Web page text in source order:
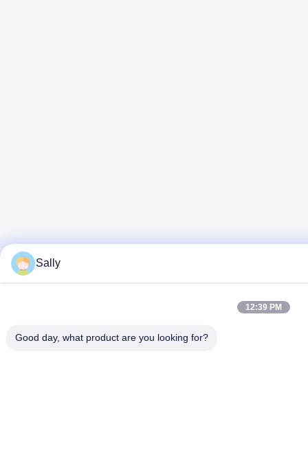
Sally
12:39 PM
Good day, what product are you looking for?